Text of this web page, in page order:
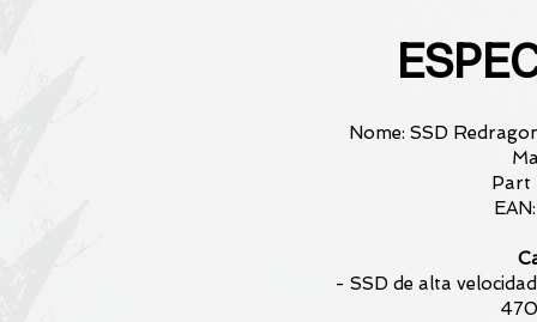
Nome: SSD
Part
- SSD de alta